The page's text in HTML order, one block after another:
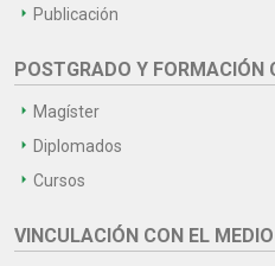
Publicación
POSTGRADO Y FORMACIÓN
Magíster
Diplomados
Cursos
VINCULACIÓN CON EL MEDIO